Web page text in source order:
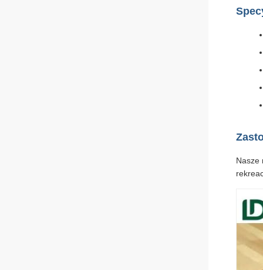
Nasze